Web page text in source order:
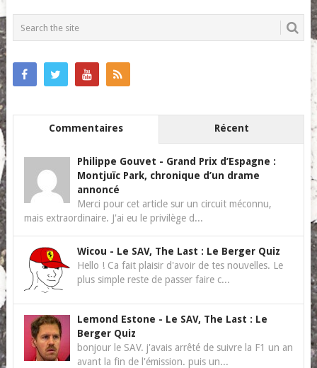
Commentaires Récent
Philippe Gouvet - Grand Prix d’Espagne :
Montjuïc Park, chronique d’un drame
annoncé
Merci pour cet article sur un circuit méconnu,
mais extraordinaire. J'ai eu le privilège d...
Wicou - Le SAV, The Last : Le Berger Quiz
Hello ! Ca fait plaisir d'avoir de tes nouvelles. Le
plus simple reste de passer faire c...
Lemond Estone - Le SAV, The Last : Le
Berger Quiz
bonjour le SAV. j'avais arrêté de suivre la F1 un an
avant la fin de l'émission. puis un...